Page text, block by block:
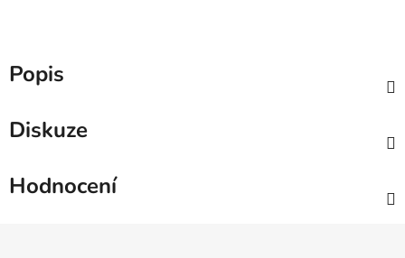
Popis
Diskuze
Hodnocení